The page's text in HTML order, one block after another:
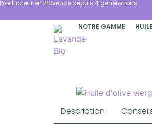
Producteur en Provence depuis 4 générations
NOTRE GAMME
Description
Panneau de gestion des cookies